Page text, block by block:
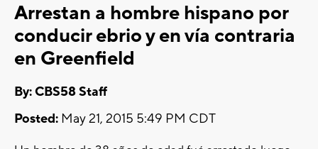
Arrestan a hombre hispano por
conducir ebrio y en vía contraria
en Greenfield
By: CBS58 Staff
Posted: May 21, 2015 5:49 PM CDT